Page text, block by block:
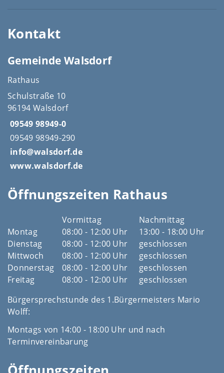
Kontakt
Gemeinde Walsdorf
Rathaus
Schulstraße 10
96194 Walsdorf
09549 98949-0
09549 98949-290
info@walsdorf.de
www.walsdorf.de
Öffnungszeiten Rathaus
Vormittag
Nachmittag
Montag
08:00 - 12:00 Uhr
13:00 - 18:00 Uhr
Dienstag
08:00 - 12:00 Uhr
geschlossen
Mittwoch
08:00 - 12:00 Uhr
geschlossen
Donnerstag
08:00 - 12:00 Uhr
geschlossen
Freitag
08:00 - 12:00 Uhr
geschlossen
Bürgersprechstunde des 1.Bürgermeisters Mario
Wolff:
Montags von 14:00 - 18:00 Uhr und nach
Terminvereinbarung